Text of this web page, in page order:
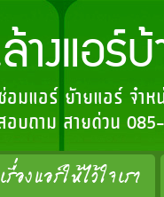
แอร์บ้
อมแอร์ ย้ายแอร์ จำ
บถาม สายด่วน
องแอร์ให้ไว้ใจเรา